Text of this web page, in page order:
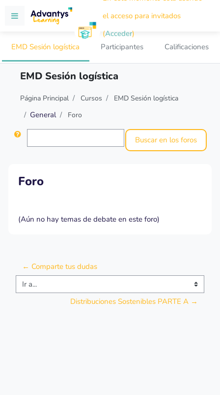
Salta al contenido principal
Panel lateral
el acceso para invitados
(Acceder)
EMD Sesión logística
Participantes Calificaciones
EMD Sesión logística
Página Principal Cursos EMD Sesión logística
General Foro
Buscar
Buscar en los foros
Foro
(Aún no hay temas de debate en este foro)
← Comparte tus dudas
Ir a...
Distribuciones Sostenibles PARTE A →